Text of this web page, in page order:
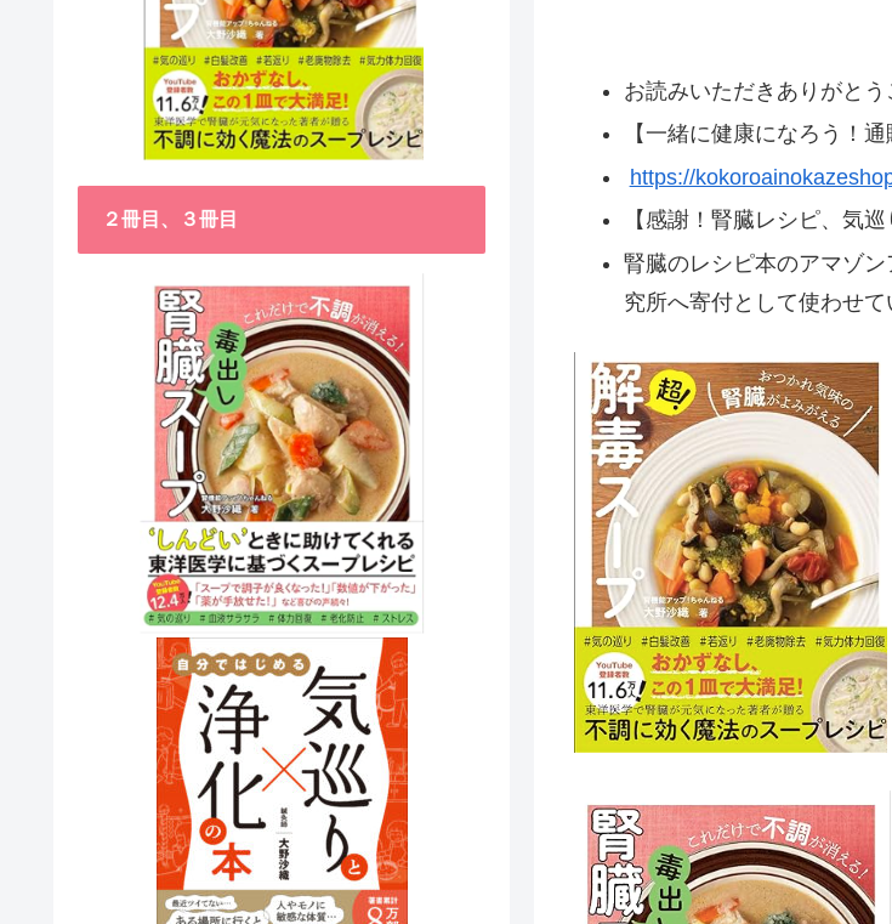
お読みいただきありがとう
【一緒に健康になろう！
https://
【感謝！腎臓レシピ、気
腎臓のレシピ本のアマゾ
究所へ寄付として使わせて
２冊目、３冊目